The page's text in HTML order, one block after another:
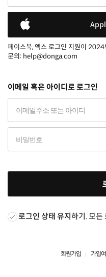
페이스북, 엑스 로그인 지원이
문의: help@donga.com
이메일 혹은 아이디로 로그인
로그인 상태 유지하기. 모든
회원가입 가입